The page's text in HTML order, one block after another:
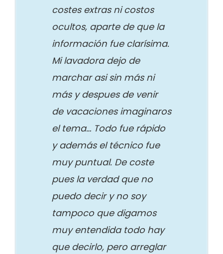
costes extras ni costos
ocultos, aparte de que la
información fue clarísima.
Mi lavadora dejo de
marchar asi sin más ni
más y despues de venir
de vacaciones imaginaros
el tema… Todo fue rápido
y además el técnico fue
muy puntual. De coste
pues la verdad que no
puedo decir y no soy
tampoco que digamos
muy entendida todo hay
que decirlo, pero arreglar